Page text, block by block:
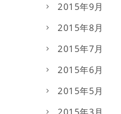
2015年9月
2015年8月
2015年7月
2015年6月
2015年5月